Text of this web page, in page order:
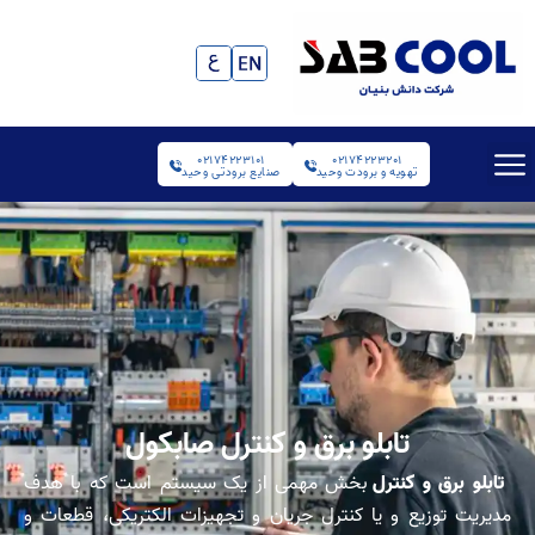
02174223201
تهویه و برودت وحید
02174223101
صنایع برودتی وحید
تابلو برق و کنترل صابکول
تابلو برق و کنترلبخش مهمی از یک سیستم است که با هدف
مدیریت توزیع و یا کنترل جریان و تجهیزات الکتریکی، قطعات و